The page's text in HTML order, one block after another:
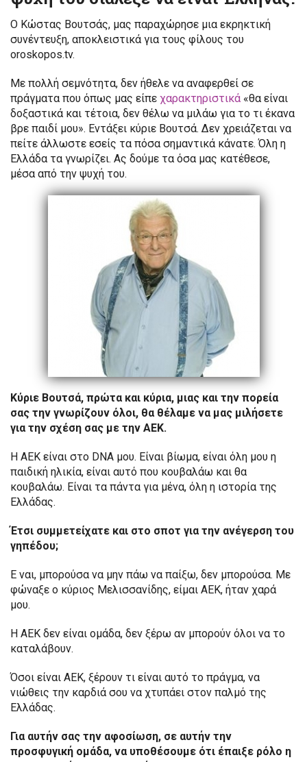
Ο Κώστας Βουτσάς, μας παραχώρησε μια εκρηκτική
συνέντευξη, αποκλειστικά για τους φίλους του
oroskopos.tv.
Με πολλή σεμνότητα, δεν ήθελε να αναφερθεί σε
πράγματα που όπως μας είπε χαρακτηριστικά «θα είναι
δοξαστικά και τέτοια, δεν θέλω να μιλάω για το τι έκανα
βρε παιδί μου». Εντάξει κύριε Βουτσά. Δεν χρειάζεται να
πείτε άλλωστε εσείς τα πόσα σημαντικά κάνατε. Όλη η
Ελλάδα τα γνωρίζει. Ας δούμε τα όσα μας κατέθεσε,
μέσα από την ψυχή του.
Κύριε Βουτσά, πρώτα και κύρια, μιας και την πορεία
σας την γνωρίζουν όλοι, θα θέλαμε να μας μιλήσετε
για την σχέση σας με την ΑΕΚ.
Η ΑΕΚ είναι στο DNA μου. Είναι βίωμα, είναι όλη μου η
παιδική ηλικία, είναι αυτό που κουβαλάω και θα
κουβαλάω. Είναι τα πάντα για μένα, όλη η ιστορία της
Ελλάδας.
Έτσι συμμετείχατε και στο σποτ για την ανέγερση του
γηπέδου;
Ε ναι, μπορούσα να μην πάω να παίξω, δεν μπορούσα. Με
φώναξε ο κύριος Μελισσανίδης, είμαι ΑΕΚ, ήταν χαρά
μου.
Η ΑΕΚ δεν είναι ομάδα, δεν ξέρω αν μπορούν όλοι να το
καταλάβουν.
Όσοι είναι ΑΕΚ, ξέρουν τι είναι αυτό το πράγμα, να
νιώθεις την καρδιά σου να χτυπάει στον παλμό της
Ελλάδας.
Για αυτήν σας την αφοσίωση, σε αυτήν την
προσφυγική ομάδα, να υποθέσουμε ότι έπαιξε ρόλο η